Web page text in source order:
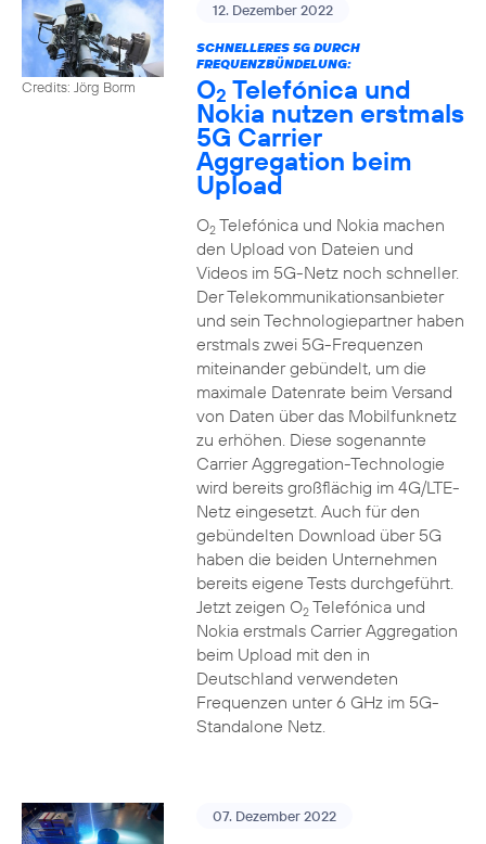
Credits: Jörg Borm
12. Dezember 2022
SCHNELLERES 5G DURCH
FREQUENZBÜNDELUNG:
O2 Telefónica und
Nokia nutzen erstmals
5G Carrier
Aggregation beim
Upload
O2Telefónica und Nokia machen
den Upload von Dateien und
Videos im 5G-Netz noch schneller.
Der Telekommunikationsanbieter
und sein Technologiepartner haben
erstmals zwei 5G-Frequenzen
miteinander gebündelt, um die
maximale Datenrate beim Versand
von Daten über das Mobilfunknetz
zu erhöhen. Diese sogenannte
Carrier Aggregation-Technologie
wird bereits großflächig im 4G/LTE-
Netz eingesetzt. Auch für den
gebündelten Download über 5G
haben die beiden Unternehmen
bereits eigene Tests durchgeführt.
Jetzt zeigen O2Telefónica und
Nokia erstmals Carrier Aggregation
beim Upload mit den in
Deutschland verwendeten
Frequenzen unter 6 GHz im 5G-
Standalone Netz.
07. Dezember 2022